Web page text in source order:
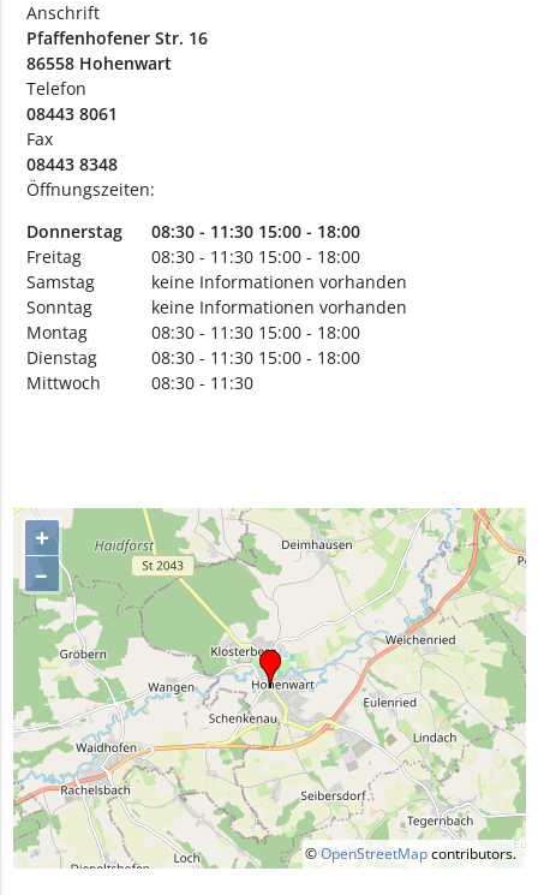
Anschrift
Pfaffenhofener Str. 16
86558 Hohenwart
Telefon
08443 8061
Fax
08443 8348
Öffnungszeiten:
Donnerstag
08:30 - 11:30 15:00 - 18:00
Freitag
08:30 - 11:30 15:00 - 18:00
Samstag
keine Informationen vorhanden
Sonntag
keine Informationen vorhanden
Montag
08:30 - 11:30 15:00 - 18:00
Dienstag
08:30 - 11:30 15:00 - 18:00
Mittwoch
08:30 - 11:30
+
–
©OpenStreetMapcontributors.